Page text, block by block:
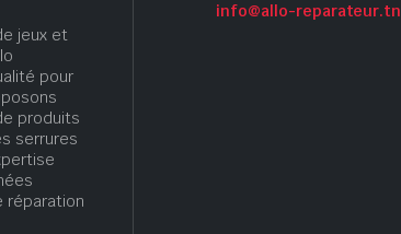
jeux et
pour
produits
serrures
réparation
info@allo-reparateur.tn